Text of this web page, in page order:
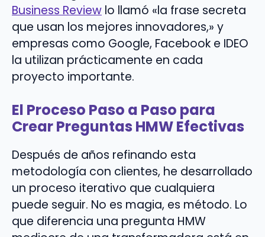
Business Review lo llamó «la frase secreta
que usan los mejores innovadores,» y
empresas como Google, Facebook e IDEO
la utilizan prácticamente en cada
proyecto importante.
El Proceso Paso a Paso para
Crear Preguntas HMW Efectivas
Después de años refinando esta
metodología con clientes, he desarrollado
un proceso iterativo que cualquiera
puede seguir. No es magia, es método. Lo
que diferencia una pregunta HMW